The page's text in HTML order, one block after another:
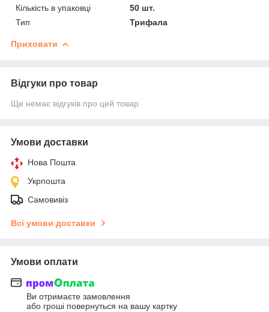
Кількість в упаковці
50 шт.
Тип
Трифала
Приховати
Відгуки про товар
Ще немає відгуків про цей товар
Умови доставки
Нова Пошта
Укрпошта
Самовивіз
Всі умови доставки
Умови оплати
Ви отримаєте замовлення
або гроші повернуться на вашу картку